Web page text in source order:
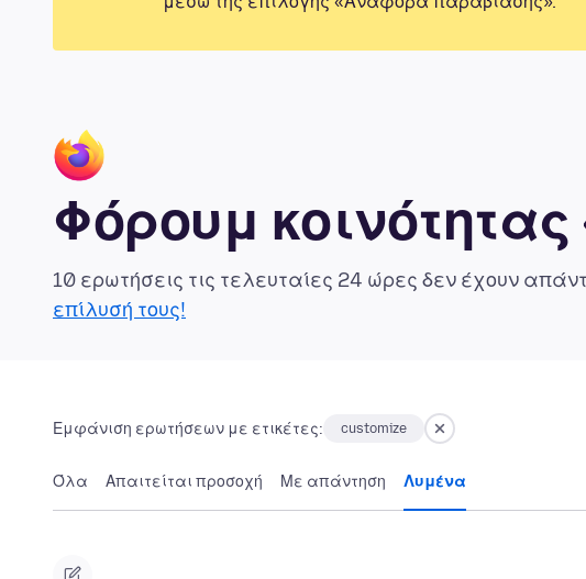
Φόρουμ κοινότητας
10 ερωτήσεις τις τελευταίες 24 ώρες δεν έχουν
επίλυσή τους!
Εμφάνιση ερωτήσεων με ετικέτες: customize
Όλα Απαιτείται προσοχή Με απάντηση Λυμένα